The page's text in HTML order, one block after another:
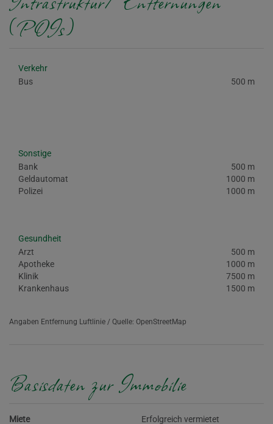
(POIs)
Verkehr
Bus
500 m
Sonstige
Bank
500 m
Geldautomat
1000 m
Polizei
1000 m
Gesundheit
Arzt
500 m
Apotheke
1000 m
Klinik
7500 m
Krankenhaus
1500 m
Angaben Entfernung Luftlinie / Quelle: OpenStreetMap
Basisdaten zur Immobilie
Miete
Erfolgreich vermietet